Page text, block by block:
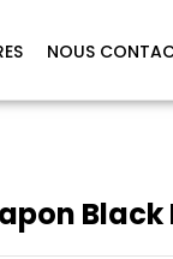
NOUS
Black